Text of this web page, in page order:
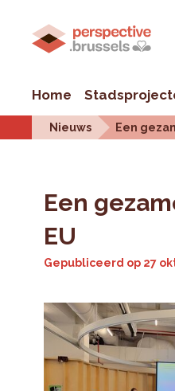
Home
Nieuws Een
Een
EU
Gepubliceerd op 27